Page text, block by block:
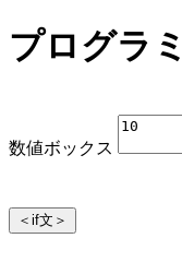
プログラ
数値ボックス
＜if文＞